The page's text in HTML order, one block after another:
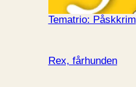
Tematrio: Påskkrim
Rex, fårhunden